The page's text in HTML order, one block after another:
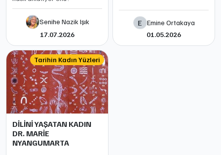
Senihe Nazik Işık
17.07.2026
E
Emine Ortakaya
01.05.2026
Tarihin Kadın Yüzleri
DİLİNİ YAŞATAN KADIN
DR. MARİE
NYANGUMARTA